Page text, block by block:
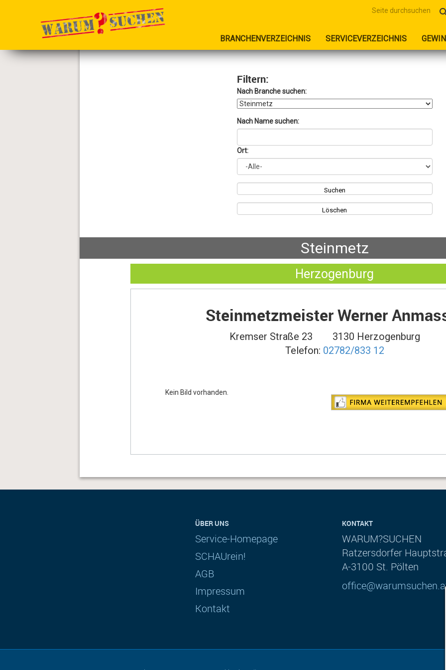
BRANCHENVERZEICHNIS SERVICEVERZEICHNIS
Filtern:
Nach Branche suchen:
Nach Name suchen:
Ort:
Suchen
Löschen
Steinmetz
Herzogenburg
Steinmetzmeister Werner
Kremser Straße 23
3130 Herzogenburg
Telefon: 02782/833 12
Kein Bild vorhanden.
ÜBER UNS
Service-Homepage
SCHAUrein!
AGB
Impressum
Kontakt
KONTAKT
WARUM?SUCHEN
Ratzersdorfer
A-3100 St. Pölten